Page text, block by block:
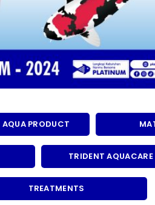
AQUA PRODUCT
TRIDENT AQUACARE
TREATMENTS